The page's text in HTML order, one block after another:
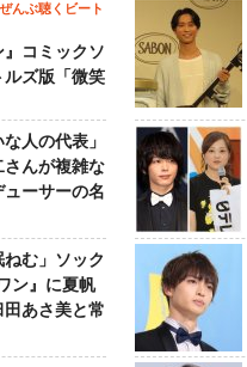
んぶ聴くビート
』コミックソ
ルズ版「微笑
人の代表」
んが複雑な
ーサーの名
む」ソック
ン』に夏帆
あさ美と常